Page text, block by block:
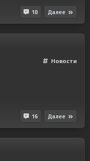
10 Далее
Новости
16 Далее